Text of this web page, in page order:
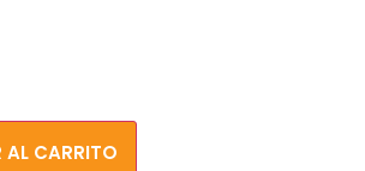
AL CARRITO